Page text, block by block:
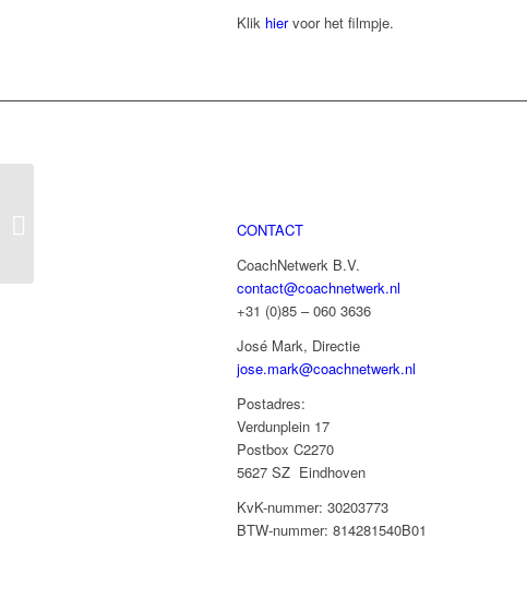
Klik hiervoor het filmpje.
CONTACT
CoachNetwerk B.V.
contact@coachnetwerk.nl
+31 (0)85 – 060 3636
José Mark, Directie
jose.mark@coachnetwerk.nl
Postadres:
Verdunplein 17
Postbox C2270
5627 SZ Eindhoven
KvK-nummer: 30203773
BTW-nummer: 814281540B01